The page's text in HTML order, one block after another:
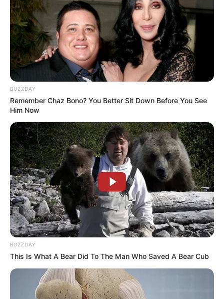
BUZZDAY
Remember Chaz Bono? You Better Sit Down Before You See
Him Now
BUZZDAY
This Is What A Bear Did To The Man Who Saved A Bear Cub